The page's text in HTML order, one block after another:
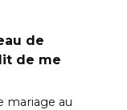
de
de me
mariage au